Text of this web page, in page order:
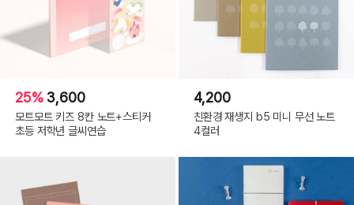
25% 3,600
모트모트 키즈 8칸 노트+스티커
초등 저학년 글씨연습
4,200
친환경 재생지 b5 미니 무선 노트
4컬러